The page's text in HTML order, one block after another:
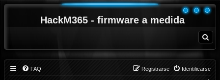
HackM365 - firmware a medida
u
FAQ Identificarse
Registrarse